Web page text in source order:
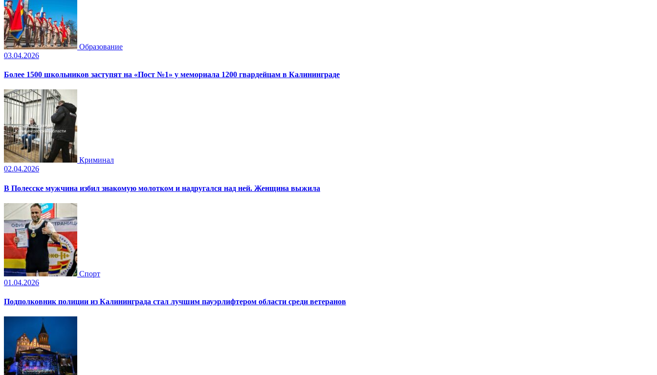
Образование
03.04.2026
Более 1500 школьников заступят на «Пост №1» у мемориала 1200 гвардейцам в Калининграде
Криминал
02.04.2026
В Полесске мужчина избил знакомую молотком и надругался над ней. Женщина выжила
Спорт
01.04.2026
Подполковник полиции из Калининграда стал лучшим пауэрлифтером области среди ветеранов